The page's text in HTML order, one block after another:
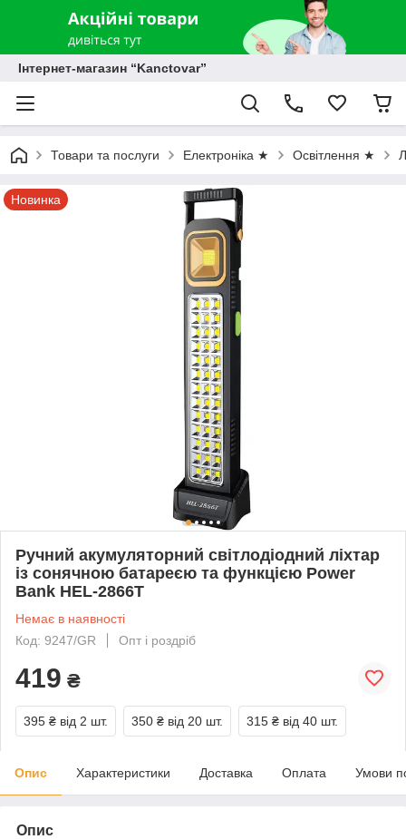
Інтернет-магазин “Kanctovar”
Товари та послуги Електроніка ★ Освітлення ★
Новинка
Ручний акумуляторний світлодіодний ліхтар
із сонячною батареєю та функцією Power
Bank HEL-2866T
Немає в наявності
Код: 9247/GR
Опт і роздріб
419 ₴
395 ₴ від 2 шт. 350 ₴ від 20 шт. 315 ₴ від 40 шт.
Опис Характеристики Доставка Оплата Умови
Опис